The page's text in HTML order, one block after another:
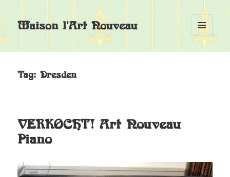
Maison l'Art Nouveau
MENU
EN
Tag:Dresden
VERKOCHT! Art Nouveau
Piano